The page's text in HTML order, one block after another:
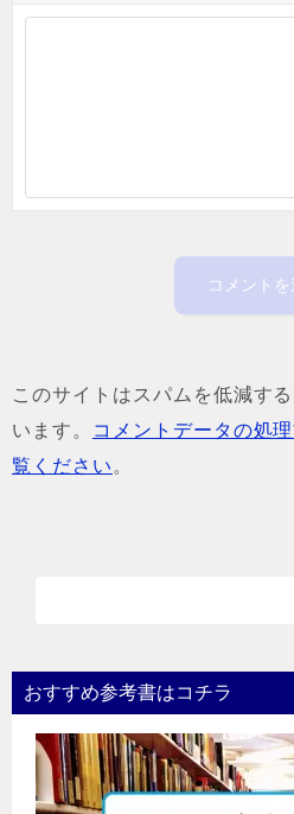
このサイトはスパムを低減す
います。
コメントデータの処
覧ください 。
おすすめ参考書はコチラ